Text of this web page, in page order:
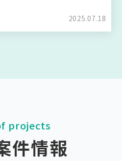
2025.07.18
projects
件情報